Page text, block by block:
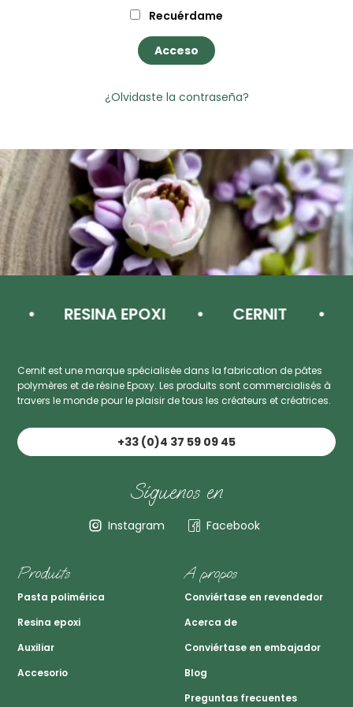
Recuérdame
Acceso
¿Olvidaste la contraseña?
RESINA EPOXI CERNIT
Cernit est une marque spécialisée dans la fabrication de pâtes
polymères et de résine Epoxy. Les produits sont commercialisés à
travers le monde pour le plaisir de tous les créateurs et créatrices.
+33 (0)4 37 59 09 45
Síguenos en
Instagram Facebook
Produits
Pasta polimérica
Resina epoxi
Auxiliar
Accesorio
A propos
Conviértase en revendedor
Acerca de
Conviértase en embajador
Blog
Preguntas frecuentes